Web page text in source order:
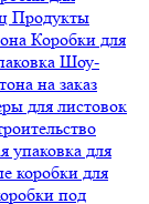
Продукты
Коробки для
Шоу-
на заказ
для листовок
упаковка для
коробки для
под